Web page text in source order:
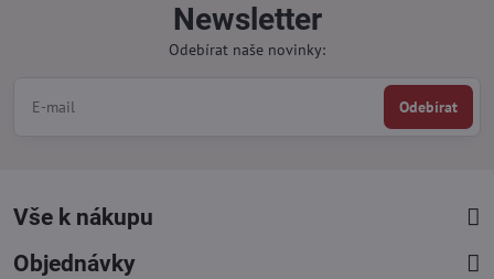
Newsletter
Odebírat naše novinky:
Odebírat
Vše k nákupu
Objednávky